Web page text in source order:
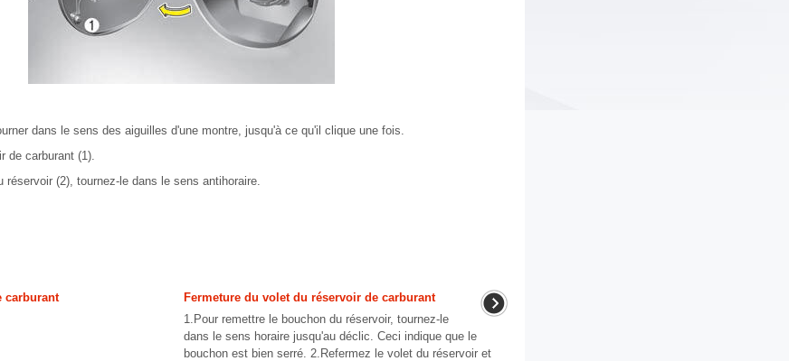
dans le sens des aiguilles d'une montre, jusqu'à ce qu'il clique une fois.
de carburant (1).
réservoir (2), tournez-le dans le sens antihoraire.
carburant
Fermeture du volet du réservoir de carburant
1.Pour remettre le bouchon du réservoir, tournez-le
dans le sens horaire jusqu'au déclic. Ceci indique que le
bouchon est bien serré. 2.Refermez le volet du réservoir et